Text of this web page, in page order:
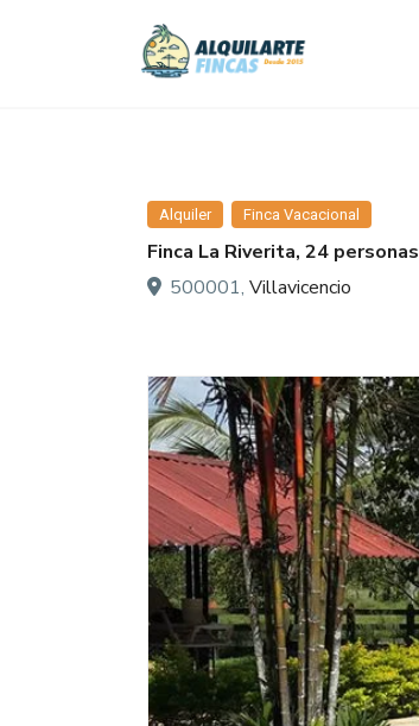
Alquiler Finca Vacacional
Finca La Riverita, 24 personas
500001, Villavicencio